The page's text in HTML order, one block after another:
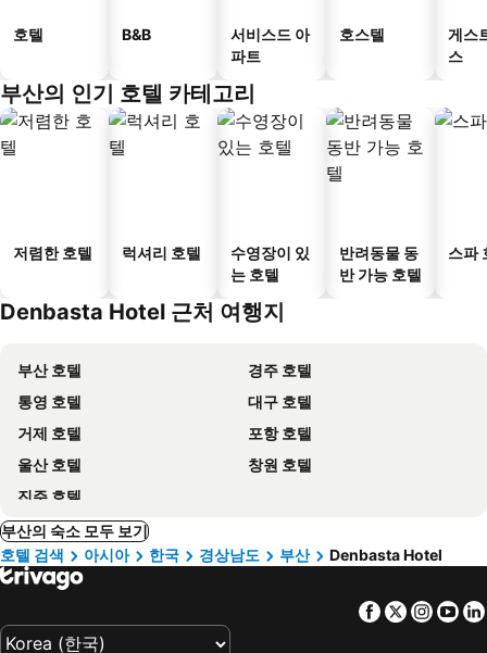
호텔 B&B
서비스드 아
파트
호스텔
게스
스
부산의 인기 호텔 카테고리
저렴한 호텔 럭셔리 호텔
수영장이 있
는 호텔
반려동물 동
반 가능 호텔
스파
Denbasta Hotel 근처 여행지
부산 호텔
경주 호텔
통영 호텔
대구 호텔
거제 호텔
포항 호텔
울산 호텔
창원 호텔
진주 호텔
부산의 숙소 모두 보기
호텔 검색
아시아 한국 경상남도 부산 Denbasta Hotel
Facebook
Twitter